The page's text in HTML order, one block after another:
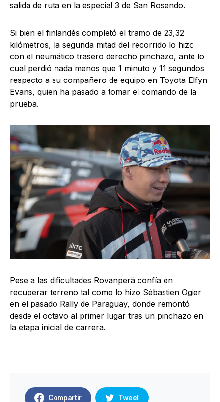
salida de ruta en la especial 3 de San Rosendo.
Si bien el finlandés completó el tramo de 23,32
kilómetros, la segunda mitad del recorrido lo hizo
con el neumático trasero derecho pinchazo, ante lo
cual perdió nada menos que 1 minuto y 11 segundos
respecto a su compañero de equipo en Toyota Elfyn
Evans, quien ha pasado a tomar el comando de la
prueba.
Pese a las dificultades Rovanperä confía en
recuperar terreno tal como lo hizo Sébastien Ogier
en el pasado Rally de Paraguay, donde remontó
desde el octavo al primer lugar tras un pinchazo en
la etapa inicial de carrera.
Compartir Tweet